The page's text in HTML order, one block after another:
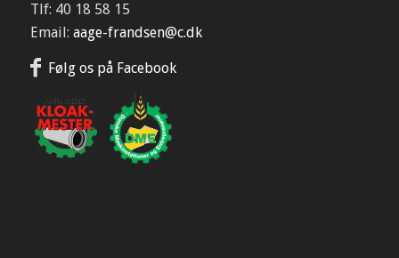
Tlf: 40 18 58 15
Email: aage-frandsen@c.dk
Følg os på Facebook